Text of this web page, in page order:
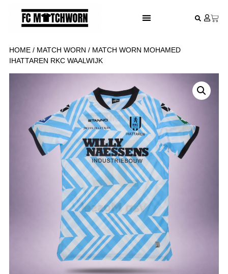
HOME/ MATCH WORN / MATCH WORN MOHAMED
IHATTAREN RKC WAALWIJK